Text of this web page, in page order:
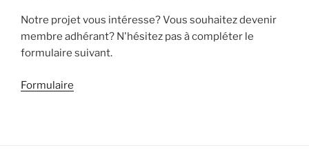
Notre projet vous intéresse? Vous souhaitez devenir
membre adhérant? N'hésitez pas à compléter le
formulaire suivant.
Formulaire